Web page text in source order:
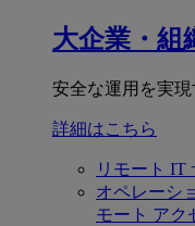
大企業・組
安全な運用を実現
詳細はこちら
リモート IT
オペレーシ
モート アク